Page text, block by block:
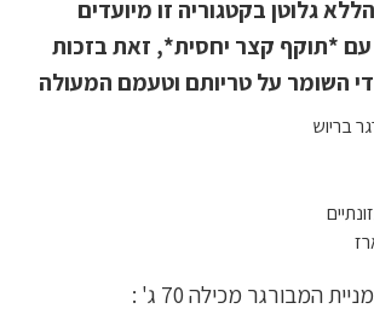
גלוטן בקטגוריה זו מיועדים
*תוקף קצר יחסית*, זאת בזכות
השומר על טריותם וטעמם המעולה
בריוש
המבורגר מכילה 70 ג' :